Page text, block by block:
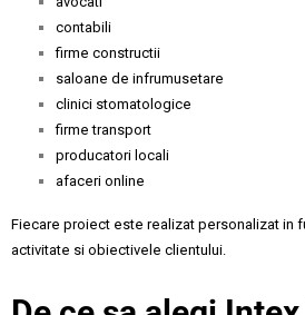
contabili
firme constructii
saloane de infrumusetare
clinici stomatologice
firme transport
producatori locali
afaceri online
Fiecare proiect este realizat personalizat in
activitate si obiectivele clientului.